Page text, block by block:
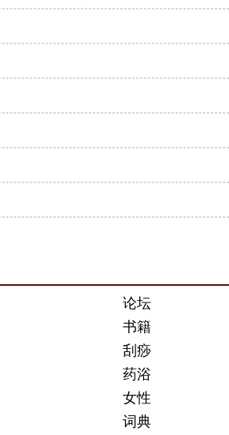
论坛
书籍
刮痧
药浴
女性
词典